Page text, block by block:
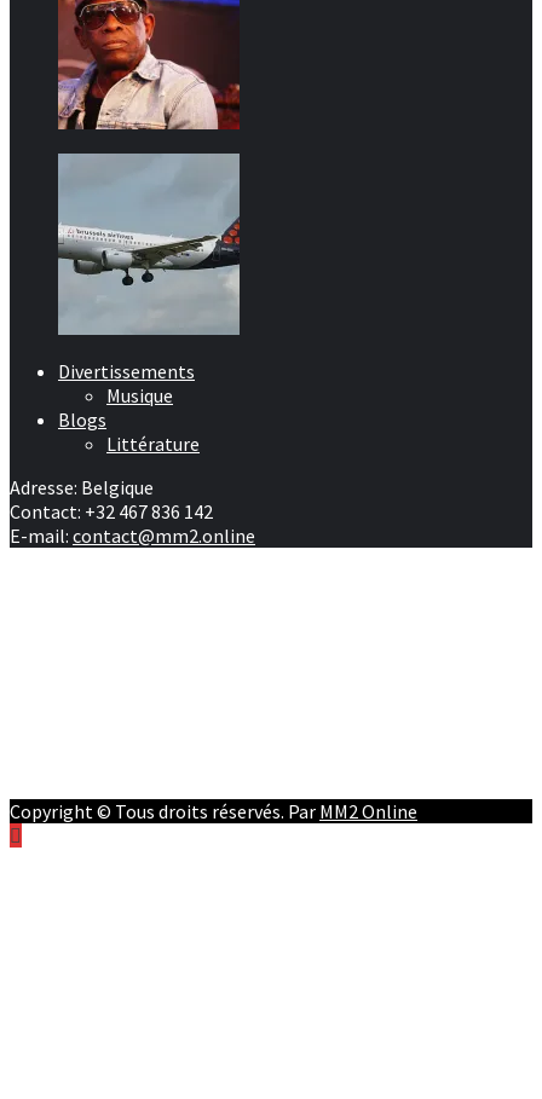
Divertissements
Musique
Blogs
Littérature
Adresse: Belgique
Contact: +32 467 836 142
E-mail: contact@mm2.online
Copyright © Tous droits réservés. Par MM2 Online